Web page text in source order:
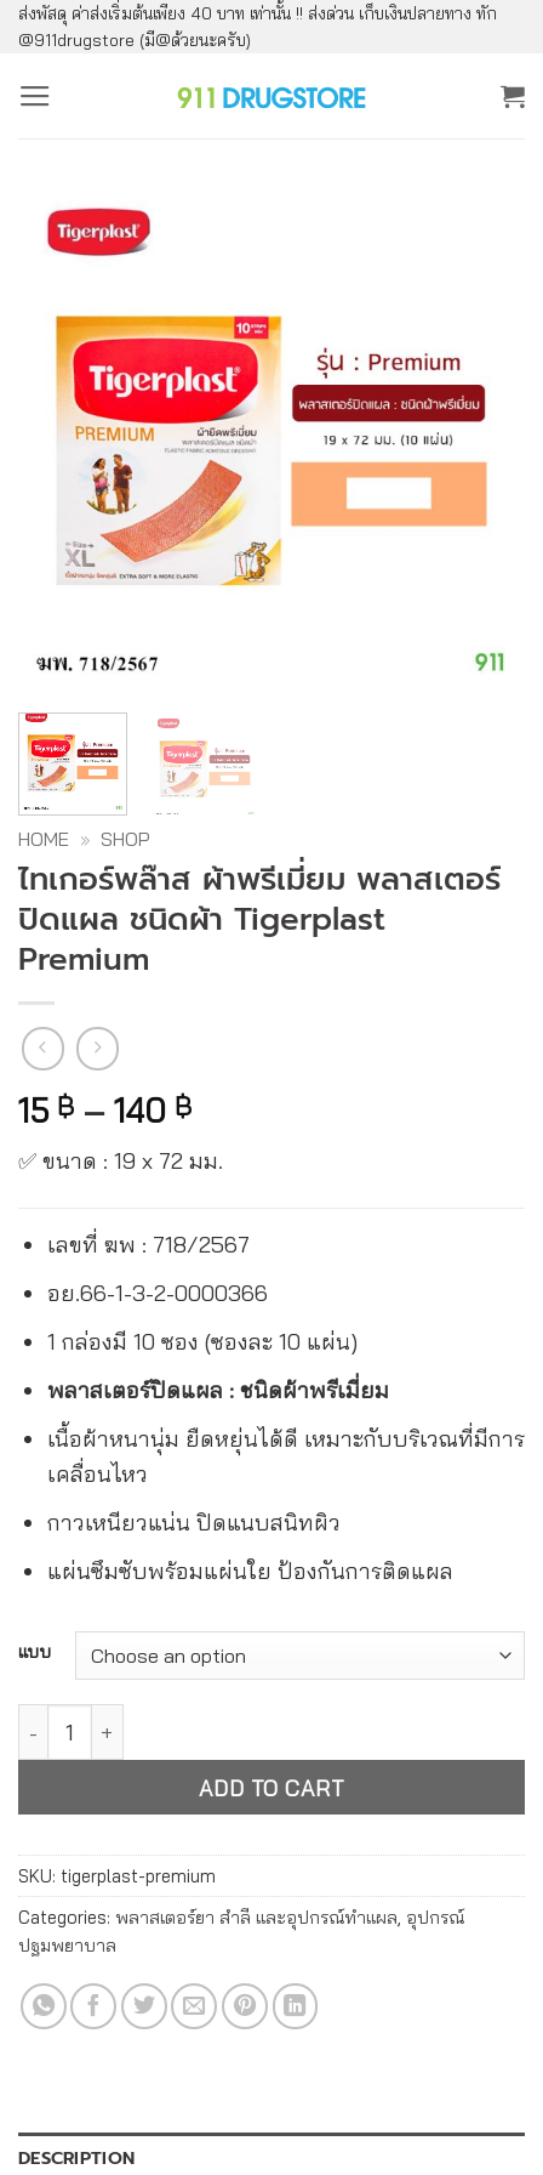
ข้าม
ไป
ยัง
ส่งพัสดุ ค่าส่งเริ่มต้นเพียง 40 บาท เท่านั้น !! ส่งด่วน เก็บเงินปลายทาง ทัก
@911drugstore (มี@ด้วยนะครับ)
HOME » SHOP
ไทเกอร์พล๊าส ผ้าพรีเมี่ยม พลาสเตอร์
ปิดแผล ชนิดผ้า Tigerplast
Premium
15 ฿ – 140 ฿
✅ ขนาด : 19 x 72 มม.
เลขที่ ฆพ : 718/2567
อย.66-1-3-2-0000366
1 กล่องมี 10 ซอง (ซองละ 10 แผ่น)
พลาสเตอร์ปิดแผล : ชนิดผ้าพรีเมี่ยม
เนื้อผ้าหนานุ่ม ยืดหยุ่นได้ดี เหมาะกับบริเวณที่มีการ
เคลื่อนไหว
กาวเหนียวแน่น ปิดแนบสนิทผิว
แผ่นซึมซับพร้อมแผ่นใย ป้องกันการติดแผล
แบบ
ไทเกอร์พล๊าส ผ้าพรีเมี่ยม พลาสเตอร์ปิดแผล ชนิดผ้า Tigerplast
ADD TO CART
Alternative:
SKU: tigerplast-premium
Categories: พลาสเตอร์ยา สำลี และอุปกรณ์ทำแผล, อุปกรณ์
ปฐมพยาบาล
DESCRIPTION